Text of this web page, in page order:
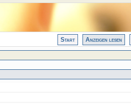
Start Anzeigen lesen